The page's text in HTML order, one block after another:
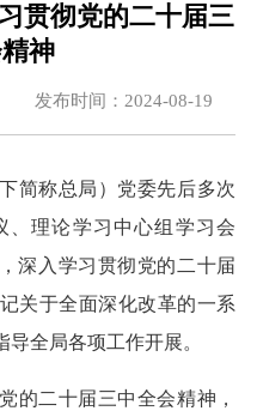
贯彻党的二十届三
神
发布时间：2024-08-19
简称总局）党委先后多次
、理论学习中心组学习会
深入学习贯彻党的二十届
关于全面深化改革的一系
全局各项工作开展。
的二十届三中全会精神，